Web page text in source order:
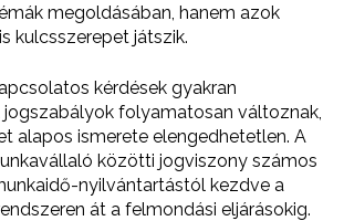
megoldásában, hanem azok
kulcsszerepet játszik.
kérdések gyakran
folyamatosan változnak,
alapos ismerete elengedhetetlen. A
közötti jogviszony számos
nyilvántartástól kezdve a
át a felmondási eljárásokig.